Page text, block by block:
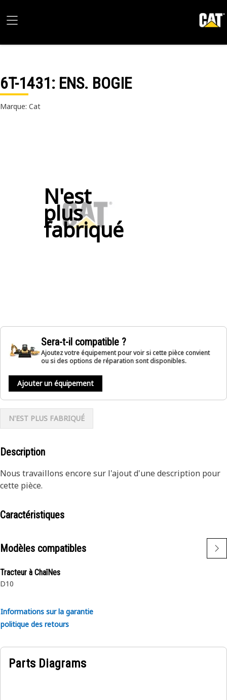
6T-1431: ENS. BOGIE
Marque: Cat
N'est
plus
fabriqué
Sera-t-il compatible ?
Ajoutez votre équipement pour voir si cette pièce convient
ou si des options de réparation sont disponibles.
Ajouter un équipement
N'EST PLUS FABRIQUÉ
Description
Nous travaillons encore sur l'ajout d'une description pour
cette pièce.
Caractéristiques
Modèles compatibles
Tracteur à ChaîNes
D10
Informations sur la garantie
politique des retours
Parts Diagrams